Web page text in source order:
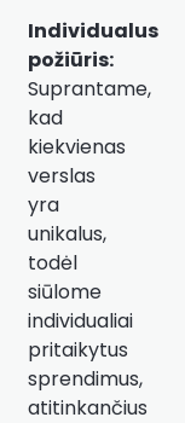
Individualus
požiūris:
Suprantame,
kad
kiekvienas
verslas
yra
unikalus,
todėl
siūlome
individualiai
pritaikytus
sprendimus,
atitinkančius